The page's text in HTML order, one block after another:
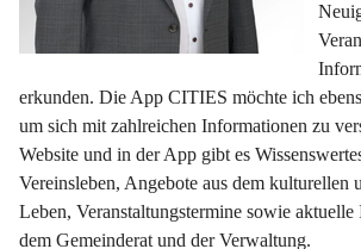
erkunden. Die App CITIES möchte ich
um sich mit zahlreichen Informationen zu
Website und in der App gibt es
Vereinsleben, Angebote aus dem kulturellen
Leben, Veranstaltungstermine sowie
dem Gemeinderat und der Verwaltung.